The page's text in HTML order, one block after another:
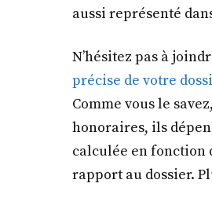
aussi représenté
N’hésitez pas à
précise de votre
Comme vous le
honoraires, ils
calculée en fonction
rapport au dossier.